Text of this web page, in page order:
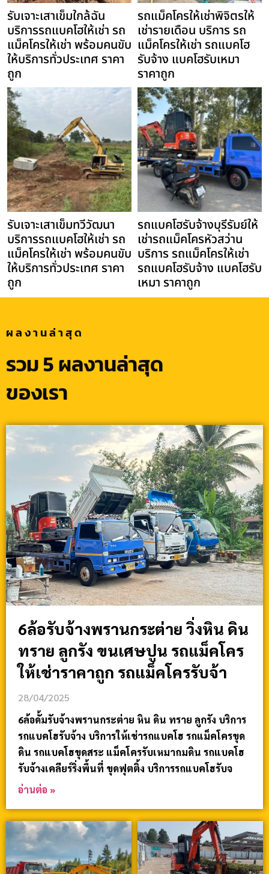
รับเจาะเสาเข็มใกล้ฉัน
บริการรถแบคโฮให้เช่า รถ
แม็คโครให้เช่า พร้อมคนขับ
ให้บริการทั่วประเทศ ราคา
ถูก
รถแม็คโครให้เช่าพิจิตรให้
เช่ารายเดือน บริการ รถ
แม็คโครให้เช่า รถแบคโฮ
รับจ้าง แบคโฮรับเหมา
ราคาถูก
รับเจาะเสาเข็มทวีวัฒนา
บริการรถแบคโฮให้เช่า รถ
แม็คโครให้เช่า พร้อมคนขับ
ให้บริการทั่วประเทศ ราคา
ถูก
รถแบคโฮรับจ้างบุรีรัมย์ให้
เช่ารถแม็คโครหัวสว่าน
บริการ รถแม็คโครให้เช่า
รถแบคโฮรับจ้าง แบคโฮรับ
เหมา ราคาถูก
ผลงานล่าสุด
รวม 5 ผลงานล่าสุด
ของเรา
6ล้อรับจ้างพรานกระต่าย วิ่งหิน ดิน
ทราย ลูกรัง ขนเศษปูน รถแม็คโคร
ให้เช่าราคาถูก รถแม็คโครรับจ้า
28/04/2025
6ล้อดั้มรับจ้างพรานกระต่าย หิน ดิน ทราย ลูกรัง บริการ
รถแบคโฮรับจ้าง บริการให้เช่ารถแบคโฮ รถแม็คโครขุด
ดิน รถแบคโฮขุดสระ แม็คโครรับเหมาถมดิน รถแบคโฮ
รับจ้างเคลียร์ริ่งพื้นที่ ขุดฟุตติ้ง บริการรถแบคโฮรับจ
อ่านต่อ »